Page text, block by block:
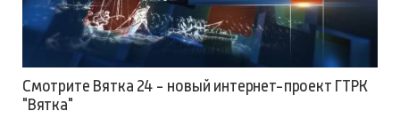
Смотрите Вятка 24 - новый интернет-проект ГТРК
"Вятка"